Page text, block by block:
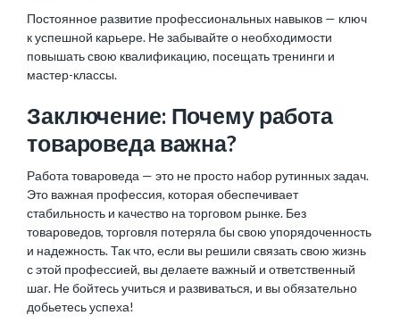
Постоянное развитие профессиональных навыков — ключ
к успешной карьере. Не забывайте о необходимости
повышать свою квалификацию, посещать тренинги и
мастер-классы.
Заключение: Почему работа
товароведа важна?
Работа товароведа — это не просто набор рутинных задач.
Это важная профессия, которая обеспечивает
стабильность и качество на торговом рынке. Без
товароведов, торговля потеряла бы свою упорядоченность
и надежность. Так что, если вы решили связать свою жизнь
с этой профессией, вы делаете важный и ответственный
шаг. Не бойтесь учиться и развиваться, и вы обязательно
добьетесь успеха!